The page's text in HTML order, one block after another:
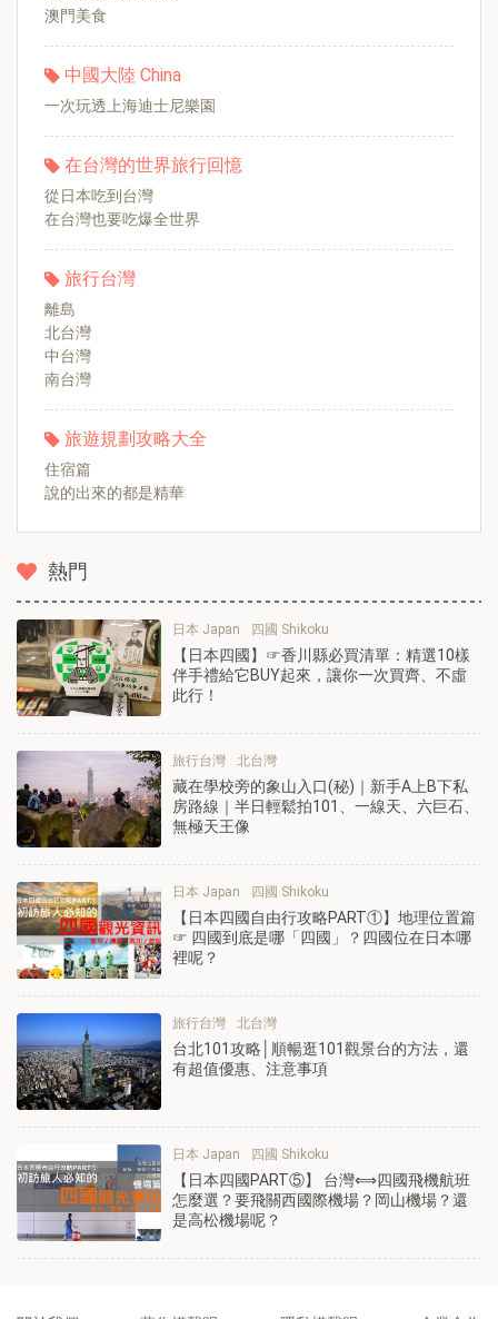
澳門美食
中國大陸 China
一次玩透上海迪士尼樂園
在台灣的世界旅行回憶
從日本吃到台灣
在台灣也要吃爆全世界
旅行台灣
離島
北台灣
中台灣
南台灣
旅遊規劃攻略大全
住宿篇
說的出來的都是精華
熱門
日本 Japan 四國 Shikoku
【日本四國】☞香川縣必買清單：精選10樣
伴手禮給它BUY起來，讓你一次買齊、不虛
此行！
旅行台灣 北台灣
藏在學校旁的象山入口(秘)｜新手A上B下私
房路線｜半日輕鬆拍101、一線天、六巨石、
無極天王像
日本 Japan 四國 Shikoku
【日本四國自由行攻略PART①】地理位置篇
☞ 四國到底是哪「四國」？四國位在日本哪
裡呢？
旅行台灣 北台灣
台北101攻略│順暢逛101觀景台的方法，還
有超值優惠、注意事項
日本 Japan 四國 Shikoku
【日本四國PART⑤】 台灣⟺四國飛機航班
怎麼選？要飛關西國際機場？岡山機場？還
是高松機場呢？